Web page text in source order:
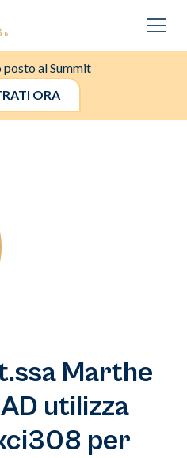
al Summit
ORA
Marthe
utilizza
per